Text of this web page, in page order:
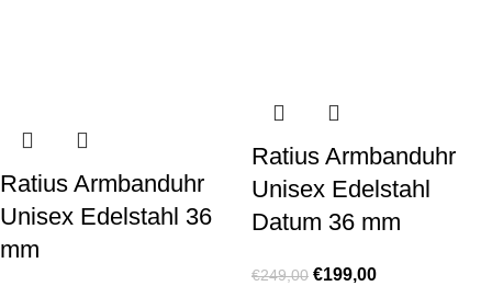
Ratius Armbanduhr
Unisex Edelstahl 36
mm
Ratius Armbanduhr
Unisex Edelstahl
Datum 36 mm
€249,00 €199,00